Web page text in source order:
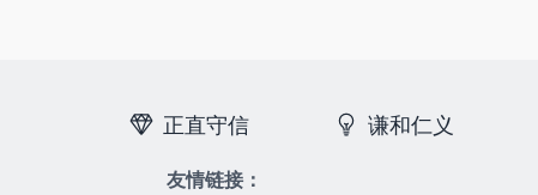
正直守信 谦和仁义
友情链接：